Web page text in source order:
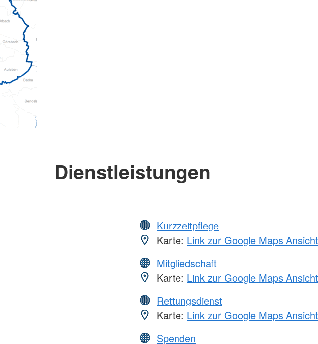
Dienstleistungen
Kurzzeitpflege
Karte: Link zur Google Maps Ansicht
Mitgliedschaft
Karte: Link zur Google Maps Ansicht
Rettungsdienst
Karte: Link zur Google Maps Ansicht
Spenden